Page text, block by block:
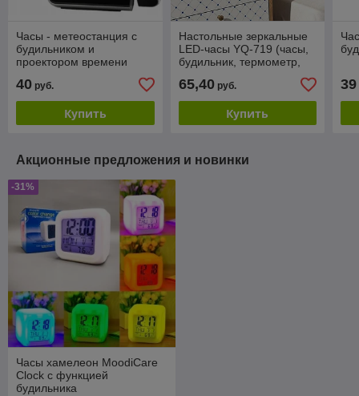
Часы - метеостанция с
будильником и
проектором времени
40 руб.
Купить
Настольные зеркальные
LED-часы YQ-719 (часы,
будильник, термометр,
65,40руб.
Купить
39
Акционные предложения и новинки
-31%
Часы хамелеон MoodiCare
Clock с функцией
будильника